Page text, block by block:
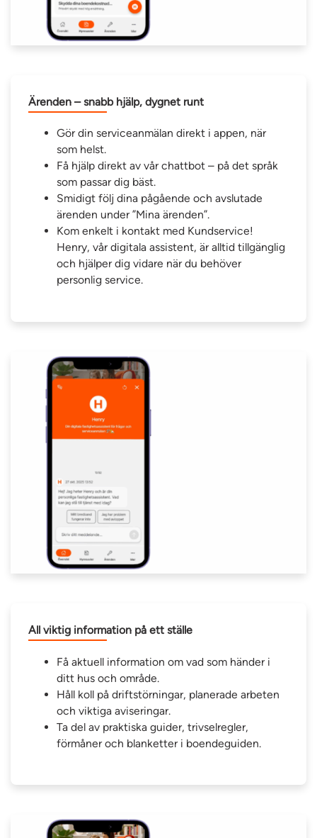
Ärenden – snabb hjälp, dygnet runt
Gör din serviceanmälan direkt i appen, när
som helst.
Få hjälp direkt av vår chattbot – på det språk
som passar dig bäst.
Smidigt följ dina pågående och avslutade
ärenden under ”Mina ärenden”.
Kom enkelt i kontakt med Kundservice!
Henry, vår digitala assistent, är alltid tillgänglig
och hjälper dig vidare när du behöver
personlig service.
All viktig information på ett ställe
Få aktuell information om vad som händer i
ditt hus och område.
Håll koll på driftstörningar, planerade arbeten
och viktiga aviseringar.
Ta del av praktiska guider, trivselregler,
förmåner och blanketter i boendeguiden.